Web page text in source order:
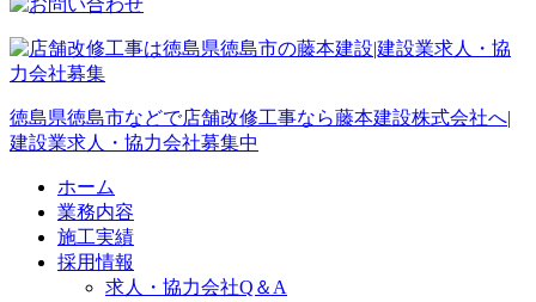
徳島県徳島市などで店舗改修工事なら藤本建設株式会社へ|
建設業求人・協力会社募集中
ホーム
業務内容
施工実績
採用情報
求人・協力会社Q＆A